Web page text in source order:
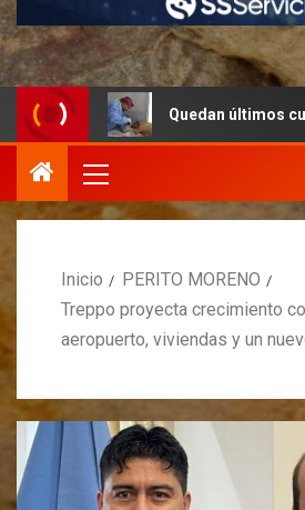
Quedan últimos cupos
Inicio
PERITO MORENO
Treppo proyecta crecimiento
aeropuerto, viviendas y un